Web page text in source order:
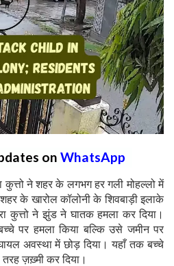
on WhatsApp
ने शहर के लगभग हर गली मोहल्लो में
के खारोल कॉलोनी के शिवबाड़ी इलाके
कुत्तो ने झुंड ने घातक हमला कर दिया।
बच्चे पर हमला किया बल्कि उसे जमीन पर
अवस्था में छोड़ दिया। यहाँ तक बच्चे
तरह ज़ख़्मी कर दिया।